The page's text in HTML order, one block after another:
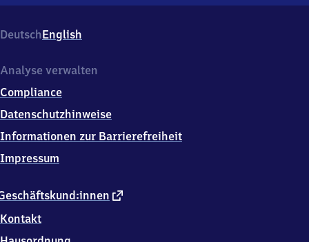
40,
0
7
0
Zschaitz
DeutschEnglish
externer
Kontakt
Analyse verwalten
Compliance
Datenschutzhinweise
Informationen zur Barrierefreiheit
Impressum